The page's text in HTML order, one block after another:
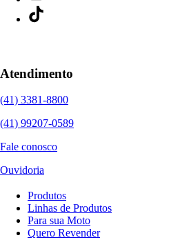
Atendimento
(41) 3381-8800
(41) 99207-0589
Fale conosco
Ouvidoria
Produtos
Linhas de Produtos
Para sua Moto
Quero Revender